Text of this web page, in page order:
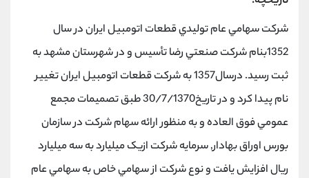
شركت سهامي عام تولیدي قطعات اتومبیل ايران در سال
1352بنام شركت صنعتي رضا تأسیس و در شهرستان مشهد به
ثبت رسید. درسال1357 به شركت قطعات اتومبیل ايران تغییر
نام پیدا كرد و در تاريخ30/7/1370 طبق تصمیمات مجمع
عمومي فوق العاده و به منظور ارائه سهام شركت در سازمان
بورس اوراق بهادار, سرمايه شركت ازيک میلیارد به سه میلیارد
ريال افزايش يافت و نوع شركت از سهامي خاص به سهامي عام